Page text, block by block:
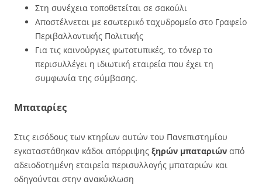
Στη συνέχεια τοποθετείται σε σακούλι
Αποστέλνεται με εσωτερικό ταχυδρομείο στο Γραφείο
Περιβαλλοντικής Πολιτικής
Για τις καινούργιες φωτοτυπικές, το τόνερ το
περισυλλέγει η ιδιωτική εταιρεία που έχει τη
συμφωνία της σύμβασης.
Μπαταρίες
Στις εισόδους των κτηρίων αυτών του Πανεπιστημίου
εγκαταστάθηκαν κάδοι απόρριψης ξηρών μπαταριών από
αδειοδοτημένη εταιρεία περισυλλογής μπαταριών και
οδηγούνται στην ανακύκλωση